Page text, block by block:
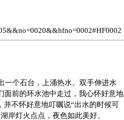
一个石台，上涌热水。双手伸进水
面前的环水池中走过，我心怀好意地
不怀好意地叮嘱说“出水的时候可
岸灯火点点，夜色如此美好。